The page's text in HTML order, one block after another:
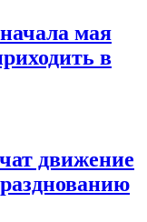
мая
в
движение